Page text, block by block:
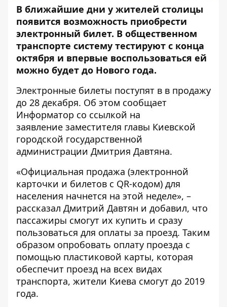
В ближайшие дни у жителей столицы
появится возможность приобрести
электронный билет. В общественном
транспорте систему тестируют с конца
октября и впервые воспользоваться ей
можно будет до Нового года.
Электронные билеты поступят в в продажу
до 28 декабря. Об этом сообщает
Информатор со ссылкой на
заявление заместителя главы Киевской
городской государственной
администрации Дмитрия Давтяна.
«Официальная продажа (электронной
карточки и билетов с QR-кодом) для
населения начнется на этой неделе», –
рассказал Дмитрий Давтян и добавил, что
пассажиры смогут их купить и сразу
пользоваться для оплаты за проезд. Таким
образом опробовать оплату проезда с
помощью пластиковой карты, которая
обеспечит проезд на всех видах
транспорта, жители Киева смогут до 2019
года.